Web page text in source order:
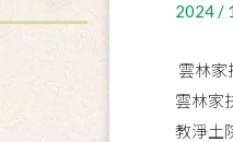
2024 /
雲林家
雲林家
教淨土